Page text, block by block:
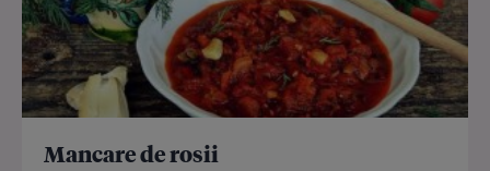
Mancare de rosii